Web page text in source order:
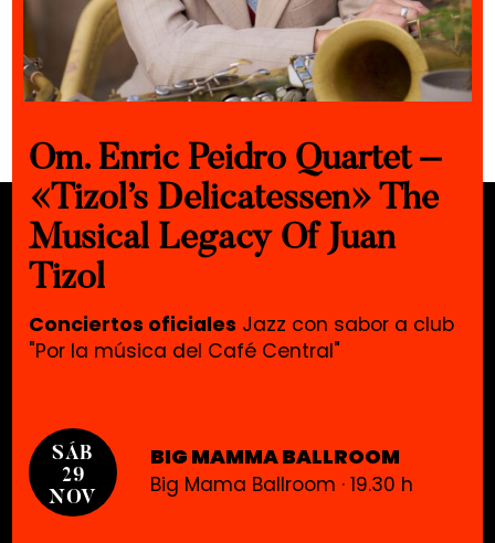
Om. Enric Peidro Quartet –
«Tizol’s Delicatessen» The
Musical Legacy Of Juan
Tizol
Conciertos oficiales Jazz con sabor a club
"Por la música del Café Central"
SÁB
29
NOV
BIG MAMMA BALLROOM
Big Mama Ballroom · 19.30 h